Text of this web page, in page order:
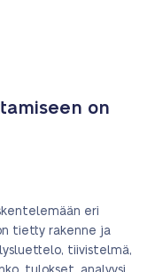
on
eri
tietty rakenne ja
tiivistelmä,